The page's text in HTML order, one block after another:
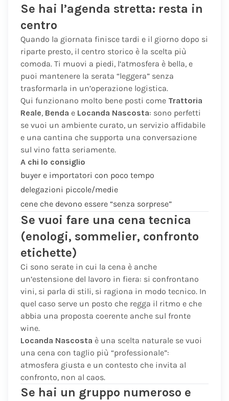
Se hai l’agenda stretta: resta in
centro
Quando la giornata finisce tardi e il giorno dopo si
riparte presto, il centro storico è la scelta più
comoda. Ti muovi a piedi, l’atmosfera è bella, e
puoi mantenere la serata “leggera” senza
trasformarla in un’operazione logistica.
Qui funzionano molto bene posti come Trattoria
Reale, Benda e Locanda Nascosta: sono perfetti
se vuoi un ambiente curato, un servizio affidabile
e una cantina che supporta una conversazione
sul vino fatta seriamente.
A chi lo consiglio
buyer e importatori con poco tempo
delegazioni piccole/medie
cene che devono essere “senza sorprese”
Se vuoi fare una cena tecnica
(enologi, sommelier, confronto
etichette)
Ci sono serate in cui la cena è anche
un’estensione del lavoro in fiera: si confrontano
vini, si parla di stili, si ragiona in modo tecnico. In
quel caso serve un posto che regga il ritmo e che
abbia una proposta coerente anche sul fronte
wine.
Locanda Nascosta è una scelta naturale se vuoi
una cena con taglio più “professionale”:
atmosfera giusta e un contesto che invita al
confronto, non al caos.
Se hai un gruppo numeroso e